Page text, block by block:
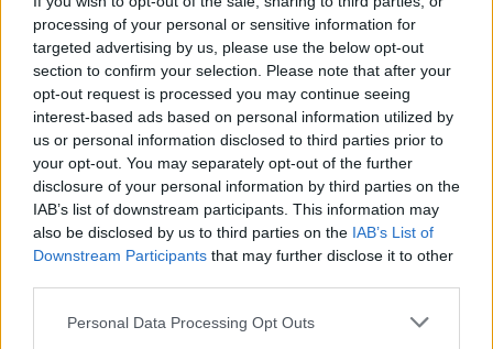
processing of your personal or sensitive information for
targeted advertising by us, please use the below opt-out
section to confirm your selection. Please note that after your
opt-out request is processed you may continue seeing
interest-based ads based on personal information utilized by
us or personal information disclosed to third parties prior to
your opt-out. You may separately opt-out of the further
disclosure of your personal information by third parties on the
IAB’s list of downstream participants. This information may
also be disclosed by us to third parties on the IAB’s List of
Downstream Participants that may further disclose it to other
Personal Data Processing Opt Outs
Kategorie
opracowania
W człowieku więcej rzeczy
zasługuje na podziw niż pogardę –
wyjaśnij znaczenie słów z Dżumy
Albert Camus w swojej Dżumie świetnie
postawionej przed wyzwaniem, jakim